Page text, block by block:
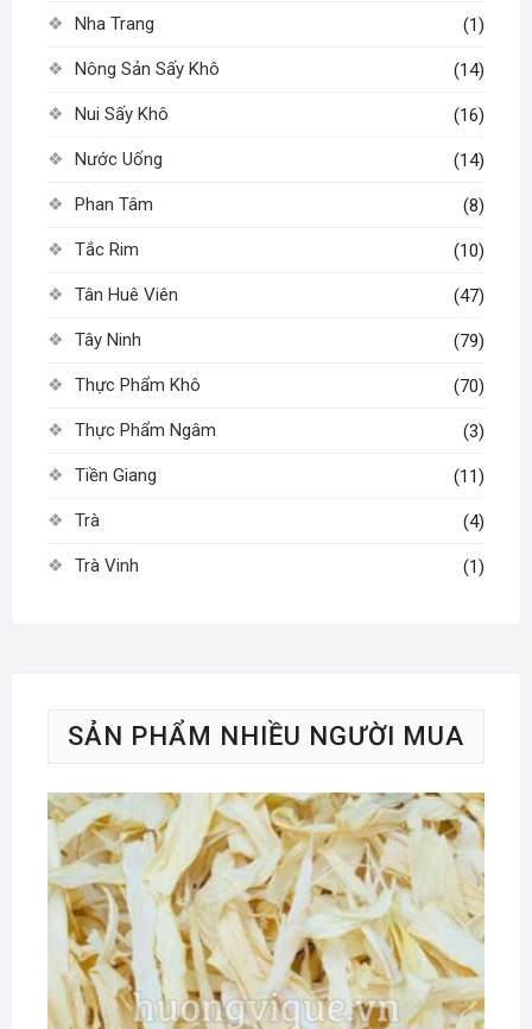
Nha Trang (1)
Nông Sản Sấy Khô (14)
Nui Sấy Khô (16)
Nước Uống (14)
Phan Tâm (8)
Tắc Rim (10)
Tân Huê Viên (47)
Tây Ninh (79)
Thực Phẩm Khô (70)
Thực Phẩm Ngâm (3)
Tiền Giang (11)
Trà (4)
Trà Vinh (1)
SẢN PHẨM NHIỀU NGƯỜI MUA